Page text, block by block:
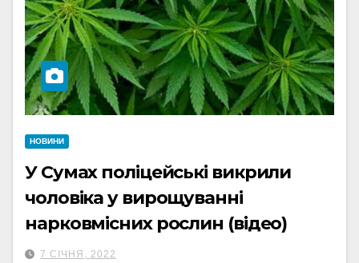
НОВИНИ
У Сумах поліцейські викрили
чоловіка у вирощуванні
нарковмісних рослин (відео)
7 СІЧНЯ, 2022